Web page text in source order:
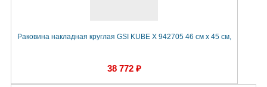
Раковина накладная круглая GSI KUBE X 942705 46 см х 45 см,
38 772 ₽